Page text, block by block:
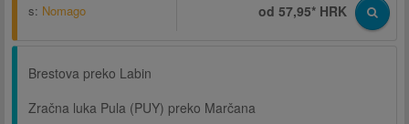
s: Nomago od 57,95* HRK
Brestova preko Labin
Zračna luka Pula (PUY) preko Marčana